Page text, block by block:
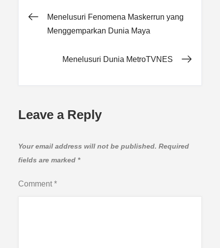
Post
Menelusuri Fenomena Maskerrun yang
Menggemparkan Dunia Maya
Menelusuri Dunia MetroTVNES
Leave a Reply
Your email address will not be published. Required
fields are marked *
Comment*